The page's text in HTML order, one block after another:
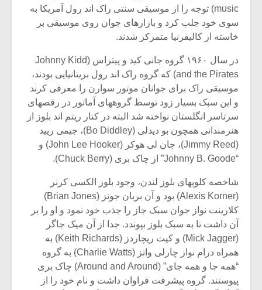
music) توجه را از موسیقی سنتی راک اند رول آمریکا به
سوی خود جلب کرد و بازارهای جوان روی موسیقی بر
خاسته از کالیفرنیا متمرکز شدند.
در سال ۱۹۶۰ گروه جانی کید و پیتراس (Johnny Kidd
and the Pirates) که گروه راک اند رول بریتانیایی بودند،
موسیقی راک برای جوانان موتور سوارن را معرفی کرند
و این سبک بسیار زود توسط گروههای آماتور در رقصهای
سرتاسر انگلستان نواخته شد البته در کنار ریتم اند بلوز از
هنرمندانی همچون بو دیدلی (Bo Diddley)، جیمی ریید
(Jimmy Reed)، جان لی هوکر (John Lee Hooker) و
“Johnny B. Goode” از چاک بری (Chuck Berry).
شاخصه کلوپهای بلوز لندن، وجود بلوز الکسی کرنر
(Alexis Korner) بود و آن بریان جونز (Brian Jones)
کلارینت نواز جوان سبک جاز را جذب خود نمود و او را بر
آن داشت تا به سبک بلوز بپوندد. جدا از آن میک جاگر
(Mick Jagger) و کیث ریچاردز (Keith Richards) به
همراه درام نواز چارلی واتز (Charlie Watts) به گروه
“همه جا و همه جای” (Around and Around) چاک بری
پیوستند. گروه پیشرفت فراوان داشت و نام خود را از
یادداشتی بر موسیقی
متن فیلم «متری
اگر نمی توانی
مشهورترین باشی،
بدنام ترین باش
دوره
برگزار
سکانسی
موسیقی